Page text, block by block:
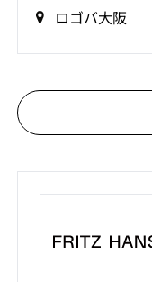
ロゴバ大阪